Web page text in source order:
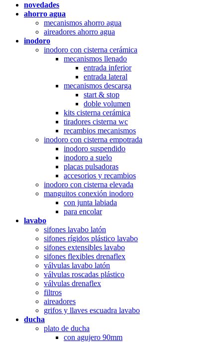
novedades
ahorro agua
mecanismos ahorro agua
aireadores ahorro agua
inodoro
inodoro con cisterna cerámica
mecanismos llenado
entrada inferior
entrada lateral
mecanismos descarga
start & stop
doble volumen
kits cisterna cerámica
tiradores cisterna wc
recambios mecanismos
inodoro con cisterna empotrada
inodoro suspendido
inodoro a suelo
placas pulsadoras
accesorios y recambios
inodoro con cisterna elevada
manguitos conexión inodoro
con junta labiada
para encolar
lavabo
sifones lavabo latón
sifones rígidos plástico lavabo
sifones extensibles lavabo
sifones flexibles drenaflex
válvulas lavabo latón
válvulas roscadas plástico
válvulas drenaflex
filtros
aireadores
grifos y llaves escuadra lavabo
ducha
plato de ducha
con agujero 90mm